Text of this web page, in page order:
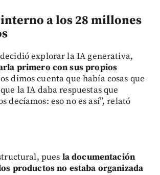
a los 28 millones
explorar la IA generativa,
primero con sus propios
dimos cuenta que había cosas que
la IA daba respuestas que
decíamos: eso no es así”, relató
pues la documentación
productos no estaba organizada